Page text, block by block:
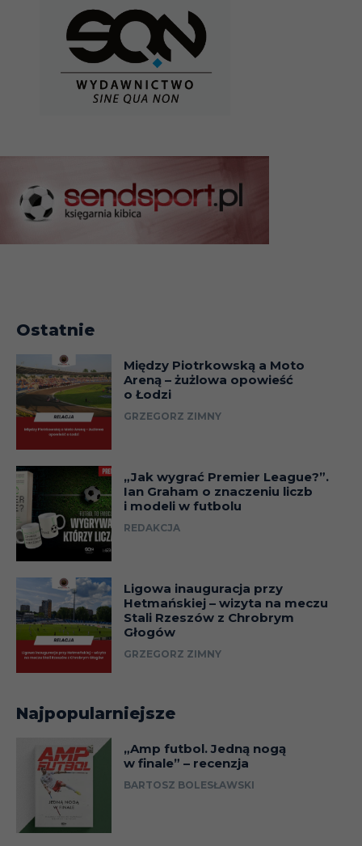
Ostatnie
Między Piotrkowską a Moto
Areną – żużlowa opowieść
o Łodzi
GRZEGORZ ZIMNY
„Jak wygrać Premier League?”.
Ian Graham o znaczeniu liczb
i modeli w futbolu
REDAKCJA
Ligowa inauguracja przy
Hetmańskiej – wizyta na meczu
Stali Rzeszów z Chrobrym
Głogów
GRZEGORZ ZIMNY
Najpopularniejsze
„Amp futbol. Jedną nogą
w finale” – recenzja
BARTOSZ BOLESŁAWSKI